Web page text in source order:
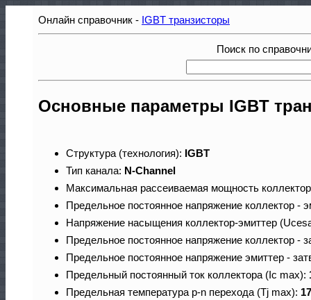
Онлайн справочник - IGBT транзисторы
Поиск по
Основные параметры IGBT
Структура (технология): IGBT
Тип канала: N-Channel
Максимальная рассеиваемая мощность
Предельное постоянное напряжение коллектор -
Напряжение насыщения коллектор-эмиттер
Предельное постоянное напряжение коллектор -
Предельное постоянное напряжение эмиттер -
Предельный постоянный ток коллектора (Ic max):
Предельная температура p-n перехода (Tj max):